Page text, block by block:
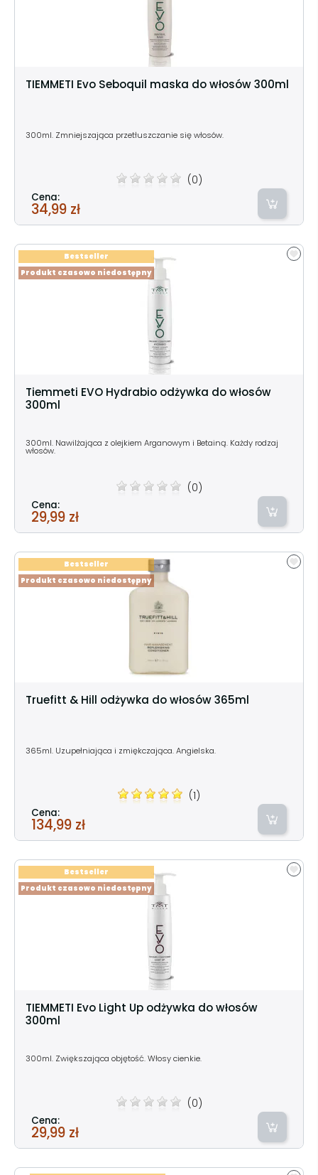
TIEMMETI Evo Seboquil maska do włosów 300ml
300ml. Zmniejszająca przetłuszczanie się włosów.
(0)
Cena:
34,99 zł
Tiemmeti EVO Hydrabio odżywka do włosów
300ml
300ml. Nawilżająca z olejkiem Arganowym i Betainą. Każdy rodzaj
włosów.
(0)
Cena:
29,99 zł
Produkt czasowo niedostępny
Bestseller
Truefitt & Hill odżywka do włosów 365ml
365ml. Uzupełniająca i zmiękczająca. Angielska.
(1)
Cena:
134,99 zł
Produkt czasowo niedostępny
Bestseller
TIEMMETI Evo Light Up odżywka do włosów
300ml
300ml. Zwiększająca objętość. Włosy cienkie.
(0)
Cena:
29,99 zł
Produkt czasowo niedostępny
Bestseller